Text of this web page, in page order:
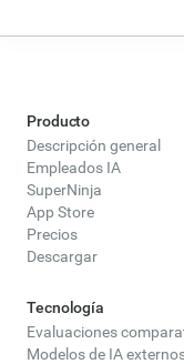
preguntas más
Producto
Descripción general
Empleados IA
SuperNinja
App Store
Precios
Descargar
Tecnología
Evaluaciones
Modelos de IA